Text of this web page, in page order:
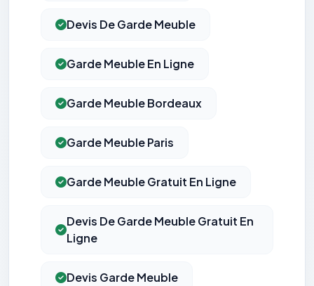
Devis De Garde Meuble
Garde Meuble En Ligne
Garde Meuble Bordeaux
Garde Meuble Paris
Garde Meuble Gratuit En Ligne
Devis De Garde Meuble Gratuit En
Ligne
Devis Garde Meuble